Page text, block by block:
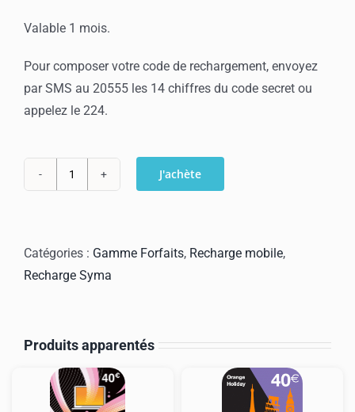
Valable 1 mois.
Pour composer votre code de rechargement, envoyez
par SMS au 20555 les 14 chiffres du code secret ou
appelez le 224.
Forfait
SYMA
J'achète
Catégories : Gamme Forfaits, Recharge mobile,
Recharge Syma
Produits apparentés